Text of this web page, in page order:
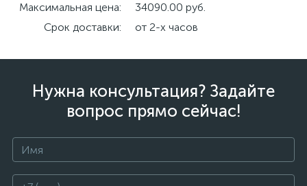
Максимальная цена:
34090.00 руб.
Срок доставки:
от 2-х часов
Нужна консультация? Задайте
вопрос прямо сейчас!